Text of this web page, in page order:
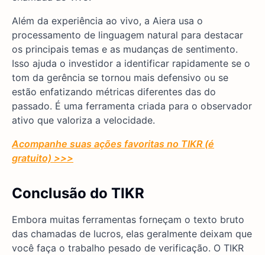
Além da experiência ao vivo, a Aiera usa o
processamento de linguagem natural para destacar
os principais temas e as mudanças de sentimento.
Isso ajuda o investidor a identificar rapidamente se o
tom da gerência se tornou mais defensivo ou se
estão enfatizando métricas diferentes das do
passado. É uma ferramenta criada para o observador
ativo que valoriza a velocidade.
Acompanhe suas ações favoritas no TIKR (é
gratuito) >>>
Conclusão do TIKR
Embora muitas ferramentas forneçam o texto bruto
das chamadas de lucros, elas geralmente deixam que
você faça o trabalho pesado de verificação. O TIKR